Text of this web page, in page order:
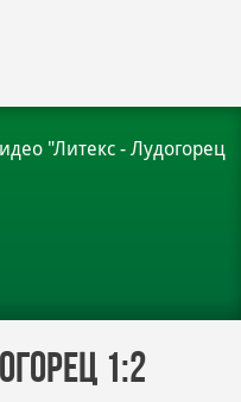
"Литекс - Лудогорец
1:2